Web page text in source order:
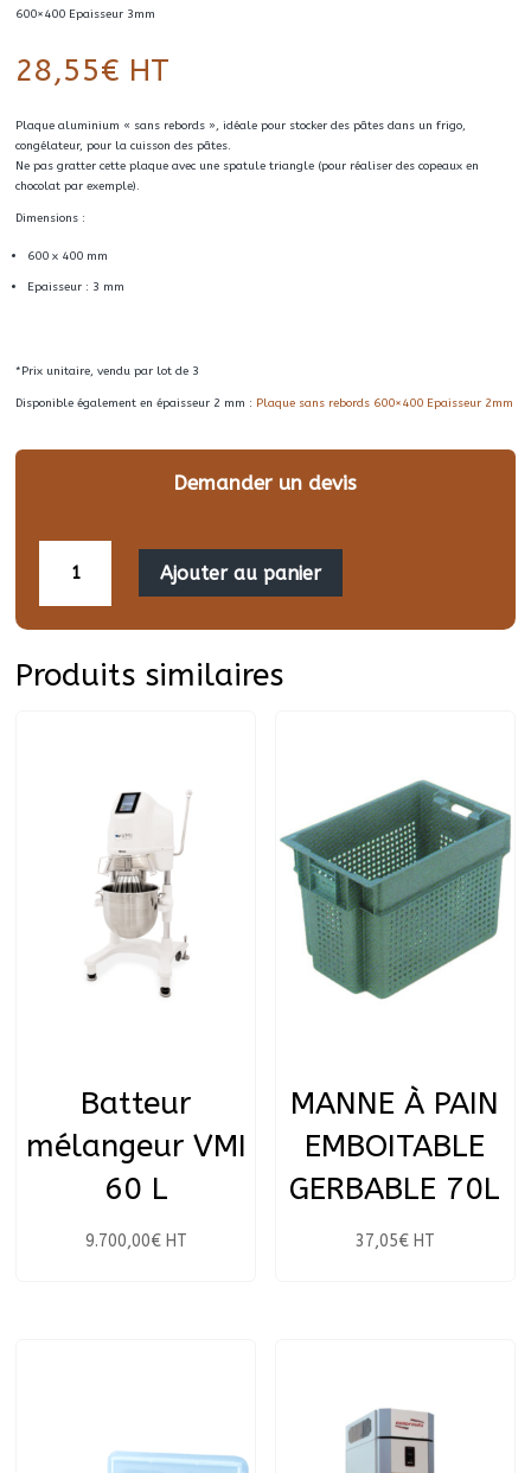
600×400 Epaisseur 3mm
28,55€ HT
Plaque aluminium « sans rebords », idéale pour stocker des pâtes dans un frigo,
congélateur, pour la cuisson des pâtes.
Ne pas gratter cette plaque avec une spatule triangle (pour réaliser des copeaux en
chocolat par exemple).
Dimensions :
600 x 400 mm
Epaisseur : 3 mm
*Prix unitaire, vendu par lot de 3
Disponible également en épaisseur 2 mm : Plaque sans rebords 600×400 Epaisseur 2mm
Demander un devis
sans
rebords
Epaisseur
3mm
Ajouter au panier
Produits similaires
Batteur
mélangeur VMI
60 L
9.700,00€ HT
MANNE À PAIN
EMBOITABLE
GERBABLE 70L
37,05€ HT